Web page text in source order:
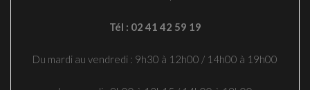
Tél : 02 41 42 59 19
Du mardi au vendredi : 9h30 à 12h00 / 14h00 à 19h00